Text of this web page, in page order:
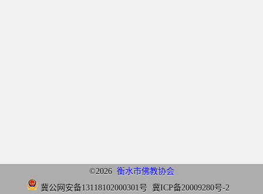
©2026 衡水市佛教协会
冀公网安备13118102000301号 冀ICP备20009280号-2